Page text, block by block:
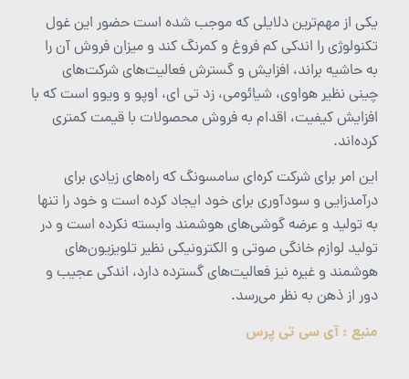
یکی از مهم‌ترین دلایلی که موجب شده است حضور این غول
تکنولوژی را اندکی کم فروغ و کمرنگ کند و میزان فروش آن را
به حاشیه براند، افزایش و گسترش فعالیت‌های شرکت‌های
چینی نظیر هواوی، شیائومی، زد تی ای، اوپو و ویوو است که با
افزایش کیفیت، اقدام به فروش محصولات با قیمت کمتری
کرده‌اند.
این امر برای شرکت کره‌ای سامسونگ که راه‌های زیادی برای
درآمدزایی و سودآوری برای خود ایجاد کرده است و خود را تنها
به تولید و عرضه گوشی‌های هوشمند وابسته نکرده است و در
تولید لوازم خانگی صوتی و الکترونیکی نظیر تلویزیون‌های
هوشمند و غیره نیز فعالیت‌های گسترده دارد، اندکی عجیب و
دور از ذهن به نظر می‌رسد.
منبع : آی سی تی پرس